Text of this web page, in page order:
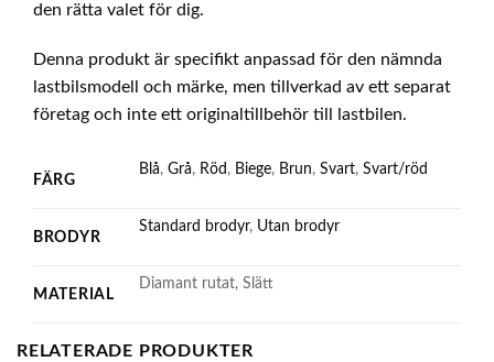
den rätta valet för dig.
Denna produkt är specifikt anpassad för den nämnda
lastbilsmodell och märke, men tillverkad av ett separat
företag och inte ett originaltillbehör till lastbilen.
FÄRG
Blå,Grå, Röd , Biege, Brun,Svart,Svart/röd
BRODYR
Standard brodyr, Utan brodyr
MATERIAL
Diamant rutat, Slätt
RELATERADE PRODUKTER